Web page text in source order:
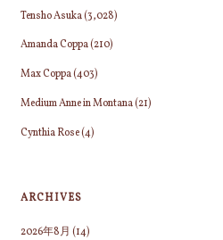
Tensho Asuka(3,028)
Amanda Coppa(210)
Max Coppa(403)
Medium Anne in Montana(21)
Cynthia Rose(4)
ARCHIVES
2026年8月 (14)